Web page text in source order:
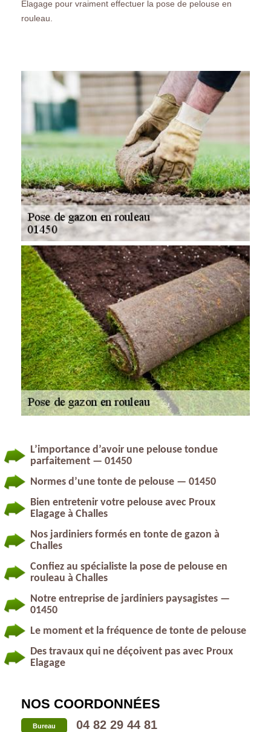
Elagage pour vraiment effectuer la pose de pelouse en
rouleau.
L’importance d’avoir une pelouse tondue
parfaitement — 01450
Normes d’une tonte de pelouse — 01450
Bien entretenir votre pelouse avec Proux
Elagage à Challes
Nos jardiniers formés en tonte de gazon à
Challes
Confiez au spécialiste la pose de pelouse en
rouleau à Challes
Notre entreprise de jardiniers paysagistes —
01450
Le moment et la fréquence de tonte de pelouse
Des travaux qui ne déçoivent pas avec Proux
Elagage
NOS COORDONNÉES
Bureau 04 82 29 44 81